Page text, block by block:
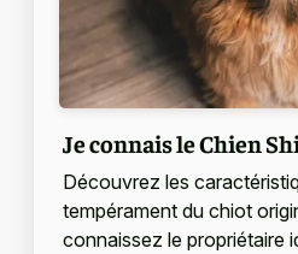
Je connais le Chien
Découvrez les
tempérament du chiot
connaissez le propriétaire